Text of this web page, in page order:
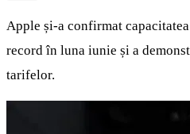
Apple și-a confirmat
record în luna iunie și a
tarifelor.